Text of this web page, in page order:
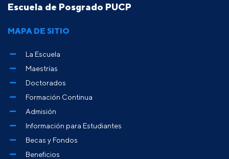
Escuela de Posgrado PUCP
MAPA DE SITIO
La Escuela
Maestrías
Doctorados
Formación Continua
Admisión
Información para Estudiantes
Becas y Fondos
Beneficios